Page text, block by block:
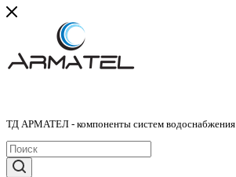
ТД АРМАТЕЛ - компоненты систем водоснабжения